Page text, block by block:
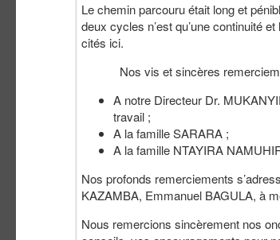
Le chemin parcouru était long et
deux cycles n’est qu’une continuité
cités ici.
Nos vis et sincères
A notre Directeur Dr.
travail ;
A la famille SARARA ;
A la famille NTAYIRA
Nos profonds remerciements
KAZAMBA, Emmanuel BAGULA, à
Nous remercions sincèrement nos